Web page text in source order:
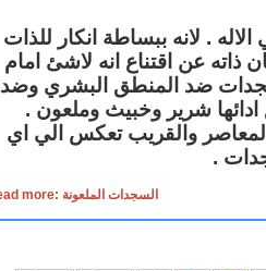
. لانه ببساطة انكار للذات
ذاته عن اقتناع انه لاشئ امام
ضد المنطق البشري وضد
ادائها شرير وخبيث وملعون .
المعاصر والقريب تعكس الي اي
.
Read more: السجدات الملعونة